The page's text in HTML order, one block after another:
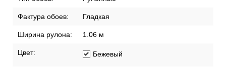
Фактура обоев: Гладкая
Ширина рулона: 1.06 м
Цвет: Бежевый